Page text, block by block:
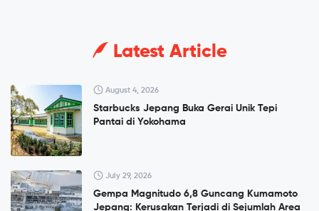
Latest Article
August 4, 2026
Starbucks Jepang Buka Gerai Unik Tepi
Pantai di Yokohama
July 29, 2026
Gempa Magnitudo 6,8 Guncang Kumamoto
Jepang: Kerusakan Terjadi di Sejumlah Area